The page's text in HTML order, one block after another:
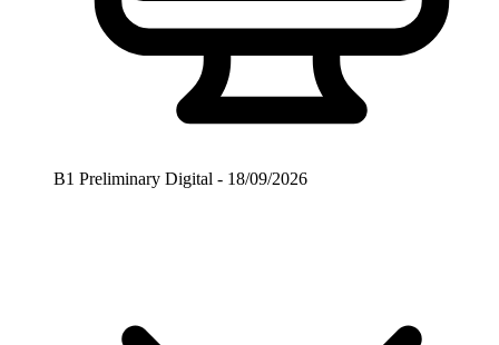
B1 Preliminary Digital - 18/09/2026